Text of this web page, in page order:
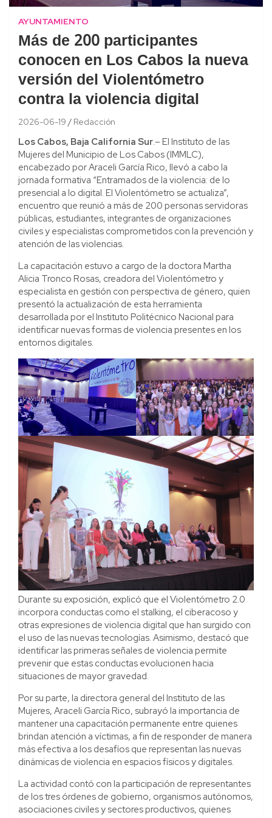
AYUNTAMIENTO
Más de 200 participantes
conocen en Los Cabos la nueva
versión del Violentómetro
contra la violencia digital
2026-06-19 Redacción
Los Cabos, Baja California Sur.– El Instituto de las
Mujeres del Municipio de Los Cabos (IMMLC),
encabezado por Araceli García Rico, llevó a cabo la
jornada formativa “Entramados de la violencia: de lo
presencial a lo digital. El Violentómetro se actualiza”,
encuentro que reunió a más de 200 personas servidoras
públicas, estudiantes, integrantes de organizaciones
civiles y especialistas comprometidos con la prevención y
atención de las violencias.
La capacitación estuvo a cargo de la doctora Martha
Alicia Tronco Rosas, creadora del Violentómetro y
especialista en gestión con perspectiva de género, quien
presentó la actualización de esta herramienta
desarrollada por el Instituto Politécnico Nacional para
identificar nuevas formas de violencia presentes en los
entornos digitales.
Durante su exposición, explicó que el Violentómetro 2.0
incorpora conductas como el stalking, el ciberacoso y
otras expresiones de violencia digital que han surgido con
el uso de las nuevas tecnologías. Asimismo, destacó que
identificar las primeras señales de violencia permite
prevenir que estas conductas evolucionen hacia
situaciones de mayor gravedad.
Por su parte, la directora general del Instituto de las
Mujeres, Araceli García Rico, subrayó la importancia de
mantener una capacitación permanente entre quienes
brindan atención a víctimas, a fin de responder de manera
más efectiva a los desafíos que representan las nuevas
dinámicas de violencia en espacios físicos y digitales.
La actividad contó con la participación de representantes
de los tres órdenes de gobierno, organismos autónomos,
asociaciones civiles y sectores productivos, quienes